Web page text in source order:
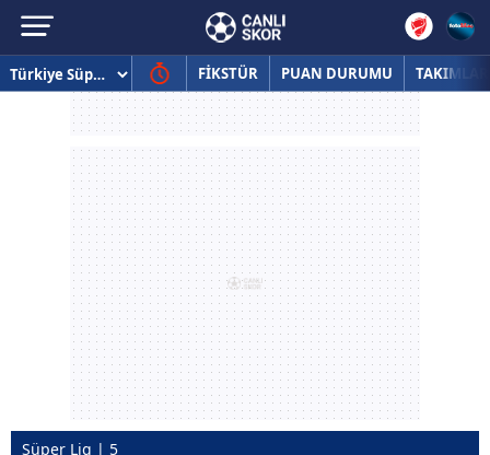
FİKSTÜR PUAN DURUMU TAKIMLAR
Süper Lig | 5